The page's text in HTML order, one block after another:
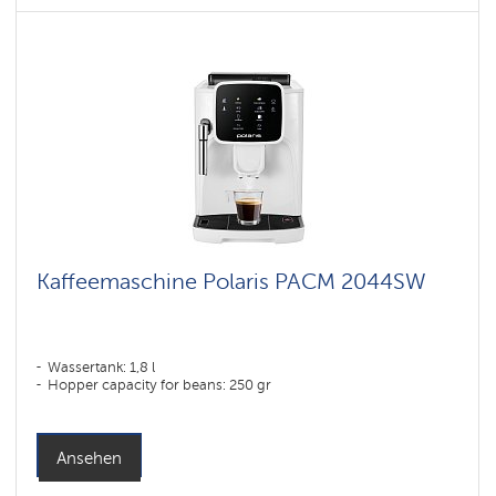
Kaffeemaschine Polaris PACM 2044SW
Wassertank: 1,8 l
Hopper capacity for beans: 250 gr
Ansehen